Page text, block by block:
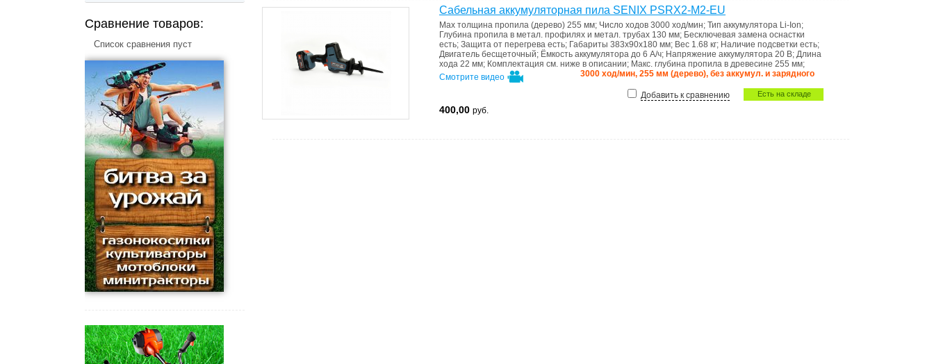
Сравнение товаров:
Список сравнения пуст
Сабельная аккумуляторная пила SENIX PSRX2-M2-EU
Мах толщина пропила (дерево) 255 мм; Число ходов 3000 ход/мин; Тип аккумулятора Li-Ion;
Глубина пропила в метал. профилях и метал. трубах 130 мм; Бесключевая замена оснастки
есть; Защита от перегрева есть; Габариты 383x90x180 мм; Вес 1.68 кг; Наличие подсветки есть;
Двигатель бесщеточный; Ёмкость аккумулятора до 6 А/ч; Напряжение аккумулятора 20 В; Длина
хода 22 мм; Комплектация см. ниже в описании; Макс. глубина пропила в древесине 255 мм;
3000 ход/мин, 255 мм (дерево), без аккумул. и зарядного
Смотрите видео
Есть на складе
Добавить к сравнению
400,00 руб.